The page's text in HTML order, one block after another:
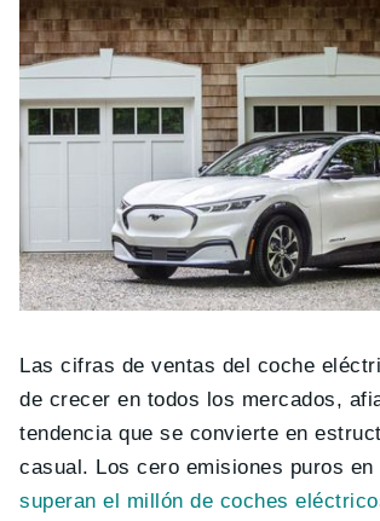
Las cifras de ventas del coche
de crecer en todos los mercados,
tendencia que se convierte en
casual. Los cero emisiones puros en
superan el millón de coches